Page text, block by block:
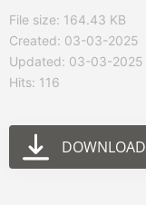
File size: 164.43 KB
Created: 03-03-2025
Updated: 03-03-2025
Hits: 116
DOWNLOAD